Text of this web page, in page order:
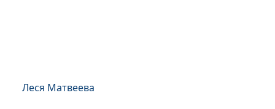
Леся Матвеева